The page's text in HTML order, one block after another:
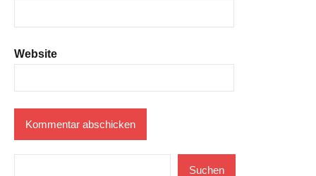
Website
Suchen